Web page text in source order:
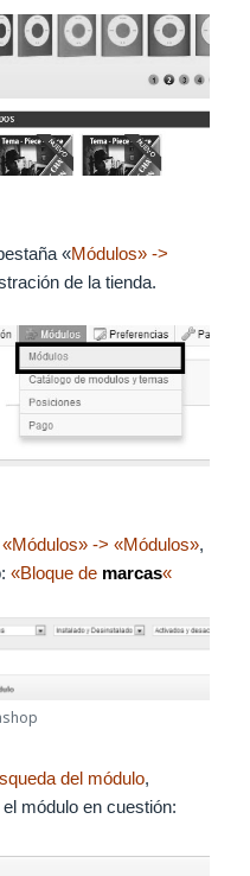
«Módulos» ->
de la tienda.
-> «Módulos»,
«Bloque de marcas«
del módulo,
módulo en cuestión: